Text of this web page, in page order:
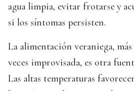
agua limpia, evitar frotarse y
si los síntomas persisten.
La alimentación veraniega,
veces improvisada, es otra
Las altas temperaturas